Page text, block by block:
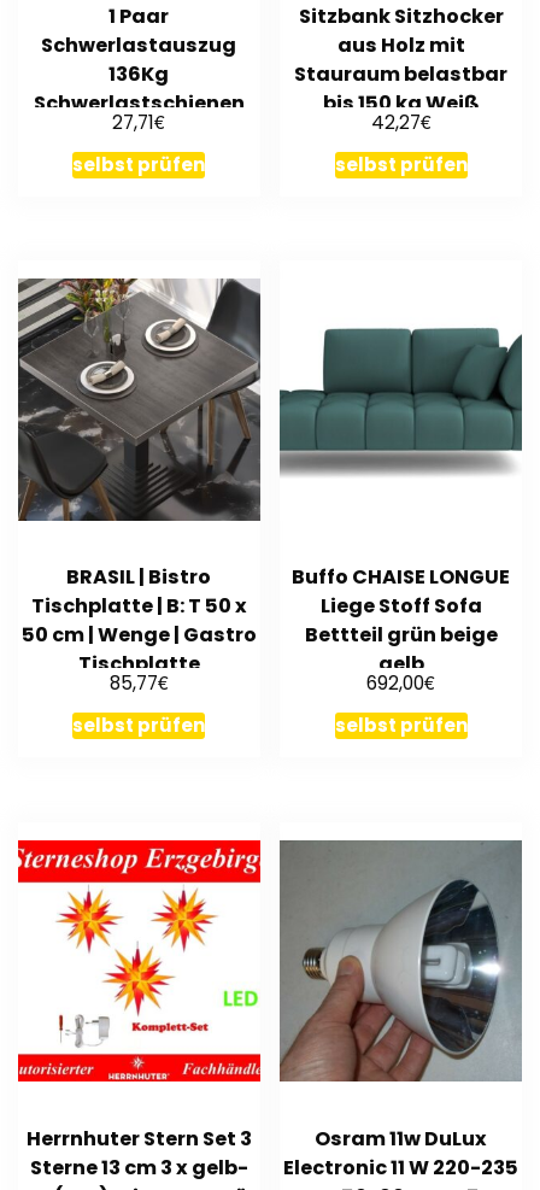
1 Paar
Schwerlastauszug
136Kg
Schwerlastschienen
Schublade
Teleskopauszug DB53
27,71€
selbst prüfen
Sitzbank Sitzhocker
aus Holz mit
Stauraum belastbar
bis 150 kg Weiß
40x50x35 cm 3636
42,27€
selbst prüfen
BRASIL | Bistro
Tischplatte | B: T 50 x
50 cm | Wenge | Gastro
Tischplatte
85,77€
selbst prüfen
Buffo CHAISE LONGUE
Liege Stoff Sofa
Bettteil grün beige
gelb
692,00€
selbst prüfen
Herrnhuter Stern Set 3
Sterne 13 cm 3 x gelb-
Osram 11w DuLux
Electronic 11 W 220-235